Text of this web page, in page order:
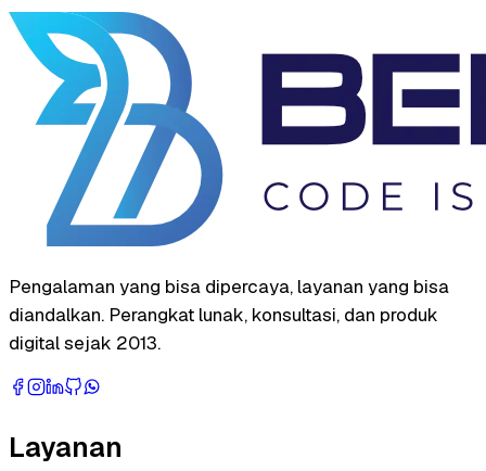
Pengalaman yang bisa dipercaya, layanan yang bisa
diandalkan. Perangkat lunak, konsultasi, dan produk
digital sejak 2013.
Layanan